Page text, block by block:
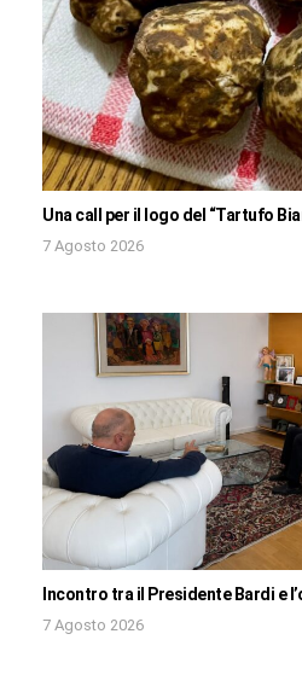
Una call per il logo del “Tartufo
7 Agosto 2026
Incontro tra il Presidente Bardi e
7 Agosto 2026